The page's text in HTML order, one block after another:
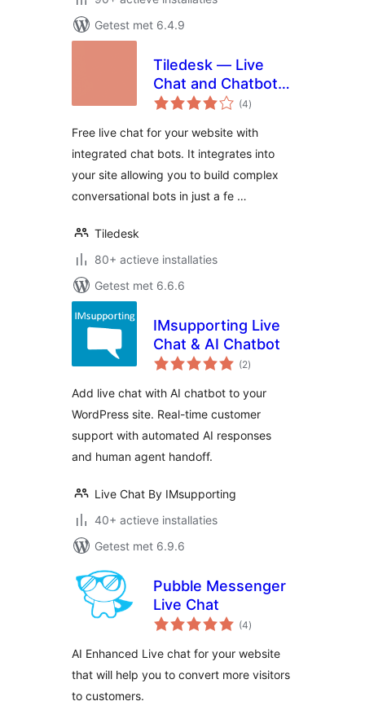
Getest met 6.4.9
Tiledesk — Live
Chat and Chatbots
Integration
(4totaal
waarderingen
)
Free live chat for your website with
integrated chat bots. It integrates into
your site allowing you to build complex
conversational bots in just a fe …
Tiledesk
80+ actieve installaties
Getest met 6.6.6
IMsupporting Live
Chat & AI Chatbot
(2totaal
waarderingen
)
Add live chat with AI chatbot to your
WordPress site. Real-time customer
support with automated AI responses
and human agent handoff.
Live Chat By IMsupporting
40+ actieve installaties
Getest met 6.9.6
Pubble Messenger
Live Chat
(4totaal
waarderingen
)
AI Enhanced Live chat for your website
that will help you to convert more visitors
to customers.